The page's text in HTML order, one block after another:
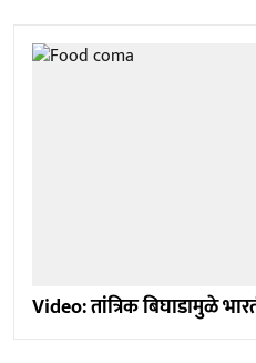
Video: तांत्रिक बिघाडामुळे